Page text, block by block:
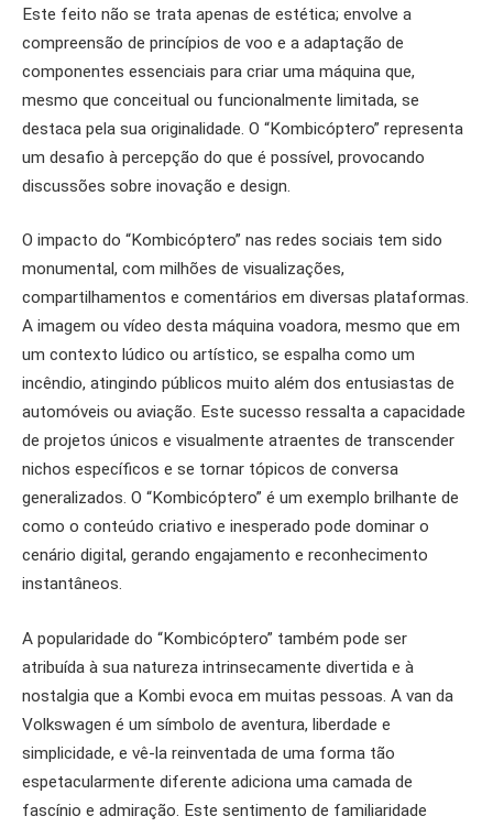
Este feito não se trata apenas de estética; envolve a
compreensão de princípios de voo e a adaptação de
componentes essenciais para criar uma máquina que,
mesmo que conceitual ou funcionalmente limitada, se
destaca pela sua originalidade. O “Kombicóptero” representa
um desafio à percepção do que é possível, provocando
discussões sobre inovação e design.
O impacto do “Kombicóptero” nas redes sociais tem sido
monumental, com milhões de visualizações,
compartilhamentos e comentários em diversas plataformas.
A imagem ou vídeo desta máquina voadora, mesmo que em
um contexto lúdico ou artístico, se espalha como um
incêndio, atingindo públicos muito além dos entusiastas de
automóveis ou aviação. Este sucesso ressalta a capacidade
de projetos únicos e visualmente atraentes de transcender
nichos específicos e se tornar tópicos de conversa
generalizados. O “Kombicóptero” é um exemplo brilhante de
como o conteúdo criativo e inesperado pode dominar o
cenário digital, gerando engajamento e reconhecimento
instantâneos.
A popularidade do “Kombicóptero” também pode ser
atribuída à sua natureza intrinsecamente divertida e à
nostalgia que a Kombi evoca em muitas pessoas. A van da
Volkswagen é um símbolo de aventura, liberdade e
simplicidade, e vê-la reinventada de uma forma tão
espetacularmente diferente adiciona uma camada de
fascínio e admiração. Este sentimento de familiaridade